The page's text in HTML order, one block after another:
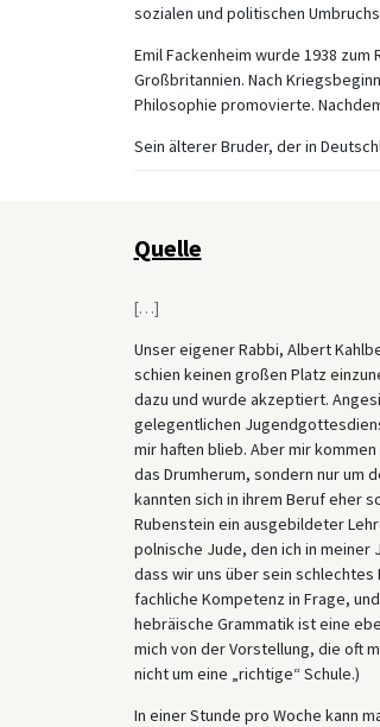
sozialen und politischen
Emil Fackenheim wurde 1938
Großbritannien. Nach
Philosophie promovierte.
Sein älterer Bruder, der in
Quelle
[…]
Unser eigener Rabbi, Albert
schien keinen großen Platz
dazu und wurde akzeptiert.
gelegentlichen
mir haften blieb. Aber mir
das Drumherum, sondern nur um
kannten sich in ihrem Beruf eher
Rubenstein ein ausgebildeter
polnische Jude, den ich in meiner
dass wir uns über sein
fachliche Kompetenz in Frage,
hebräische Grammatik ist eine
mich von der Vorstellung, die oft
nicht um eine „richtige“ Schule.)
In einer Stunde pro Woche kann